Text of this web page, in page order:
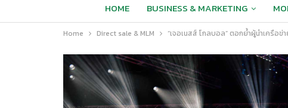
HOME BUSINESS & MARKETING
Home Direct sale & MLM “เจอเนสส์ โกลบอล” ตอกย้ำผู้นำเครือ